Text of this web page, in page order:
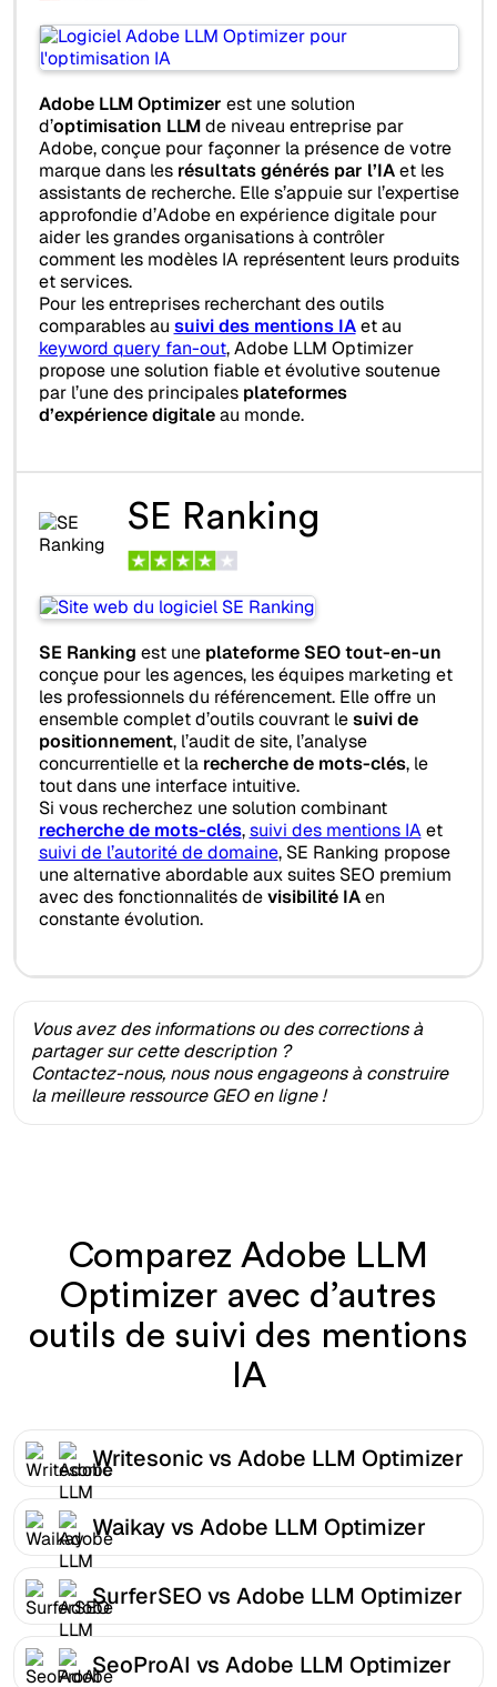
Adobe LLM Optimizer est une solution
d’optimisation LLMde niveau entreprise par
Adobe, conçue pour façonner la présence de votre
marque dans les résultats générés par l’IAet les
assistants de recherche. Elle s’appuie sur l’expertise
approfondie d’Adobe en expérience digitale pour
aider les grandes organisations à contrôler
comment les modèles IA représentent leurs produits
et services.
Pour les entreprises recherchant des outils
comparables au suivi des mentions IAet au
keyword query fan-out, Adobe LLM Optimizer
propose une solution fiable et évolutive soutenue
par l’une des principales plateformes
d’expérience digitaleau monde.
SE Ranking
SE Ranking est une plateforme SEO tout-en-un
conçue pour les agences, les équipes marketing et
les professionnels du référencement. Elle offre un
ensemble complet d’outils couvrant lesuivi de
positionnement, l’audit de site, l’analyse
concurrentielle et la recherche de mots-clés, le
tout dans une interface intuitive.
Si vous recherchez une solution combinant
recherche de mots-clés,suivi des mentions IAet
suivi de l’autorité de domaine, SE Ranking propose
une alternative abordable aux suites SEO premium
avec des fonctionnalités devisibilité IAen
constante évolution.
Vous avez des informations ou des corrections à
partager sur cette description ?
Contactez-nous, nous nous engageons à construire
la meilleure ressource GEO en ligne !
Comparez Adobe LLM
Optimizer avec d’autres
outils de suivi des mentions
IA
Writesonic vs Adobe LLM Optimizer
Waikay vs Adobe LLM Optimizer
SurferSEO vs Adobe LLM Optimizer
SeoProAI vs Adobe LLM Optimizer